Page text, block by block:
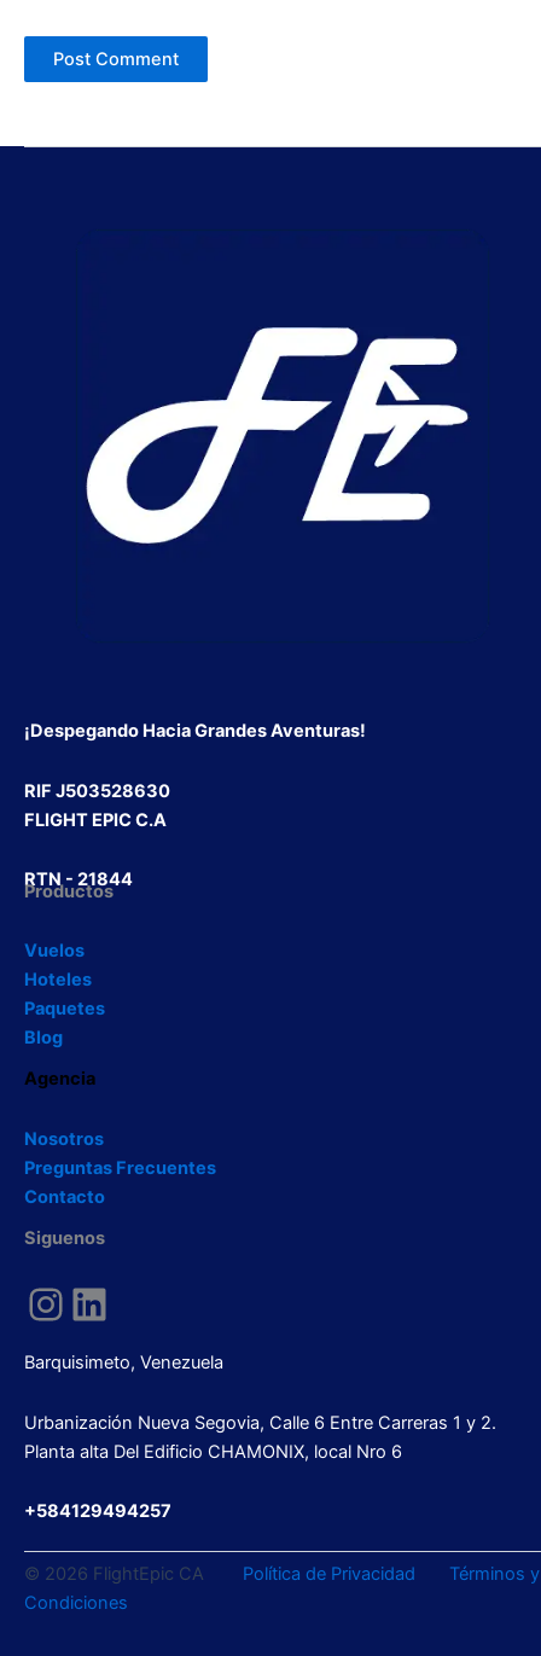
¡Despegando Hacia Grandes Aventuras!
RIF J503528630
FLIGHT EPIC C.A
RTN - 21844
Productos
Vuelos
Hoteles
Paquetes
Blog
Agencia
Nosotros
Preguntas Frecuentes
Contacto
Siguenos
Instagram LinkedIn
Barquisimeto, Venezuela
Urbanización Nueva Segovia, Calle 6 Entre Carreras 1 y 2.
Planta alta Del Edificio CHAMONIX, local Nro 6
+584129494257
© 2026 FlightEpic CA Política de Privacidad
Términos y
Condiciones